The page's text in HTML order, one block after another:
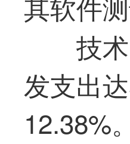
技
发支出
12.38%。